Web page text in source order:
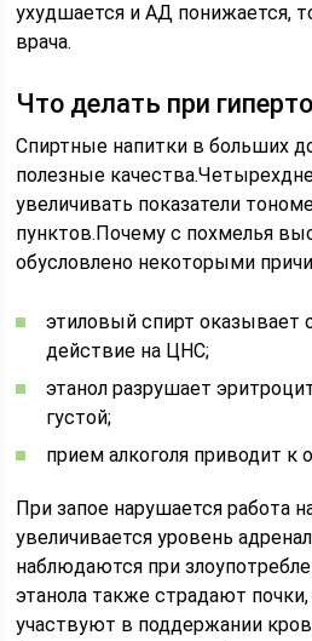
ухудшается и АД понижается,
врача.
Что делать при
Спиртные напитки в больших
полезные
увеличивать показатели
пунктов.Почему с похмелья
обусловлено некоторыми
этиловый спирт оказывает
действие на ЦНС;
этанол разрушает
густой;
прием алкоголя приводит к
При запое нарушается работа
увеличивается уровень
наблюдаются при
этанола также страдают
участвуют в поддержании